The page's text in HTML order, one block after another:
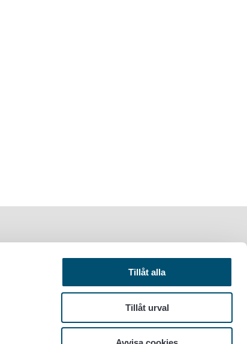
Tillåt alla
Tillåt urval